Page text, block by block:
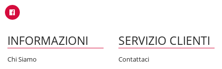
INFORMAZIONI
Chi Siamo
SERVIZIO CLIENTI
Contattaci